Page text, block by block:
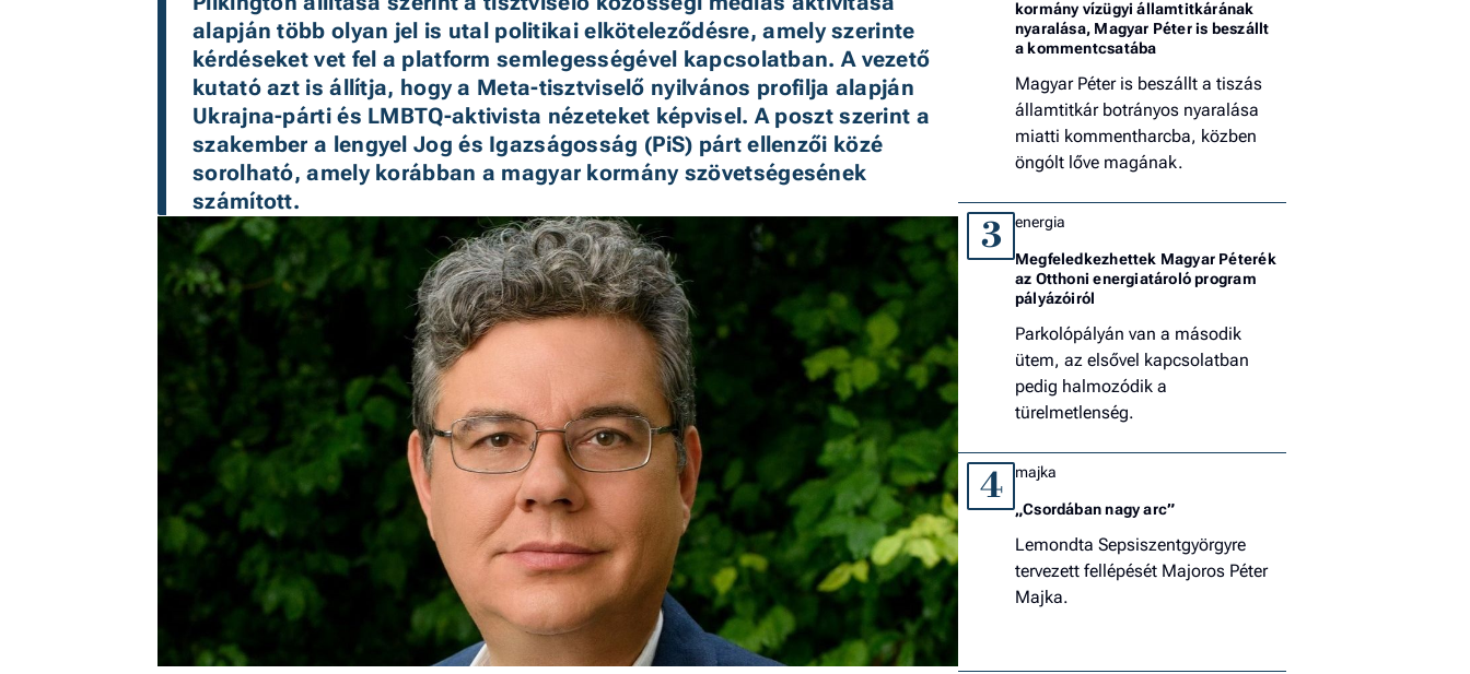
alapján több olyan jel is utal politikai elköteleződésre, amely szerinte
kérdéseket vet fel a platform semlegességével kapcsolatban. A vezető
kutató azt is állítja, hogy a Meta-tisztviselő nyilvános profilja alapján
Ukrajna-párti és LMBTQ-aktivista nézeteket képvisel. A poszt szerint a
szakember a lengyel Jog és Igazságosság (PiS) párt ellenzői közé
sorolható, amely korábban a magyar kormány szövetségesének
számított.
kormány vízügyi államtitkárának
nyaralása, Magyar Péter is beszállt
a kommentcsatába
Magyar Péter is beszállt a tiszás
államtitkár botrányos nyaralása
miatti kommentharcba, közben
öngólt lőve magának.
3 energia
Megfeledkezhettek Magyar Péterék
az Otthoni energiatároló program
pályázóiról
Parkolópályán van a második
ütem, az elsővel kapcsolatban
pedig halmozódik a
türelmetlenség.
4 majka
„Csordában nagy arc”
Lemondta Sepsiszentgyörgyre
tervezett fellépését Majoros Péter
Majka.